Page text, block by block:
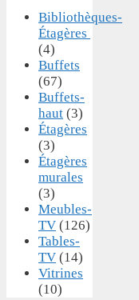
Bibliothèques-
Étagères
(4)
Buffets
(67)
Buffets-
haut (3)
Étagères
(3)
Étagères
murales
(3)
Meubles-
TV (126)
Tables-
TV (14)
Vitrines
(10)